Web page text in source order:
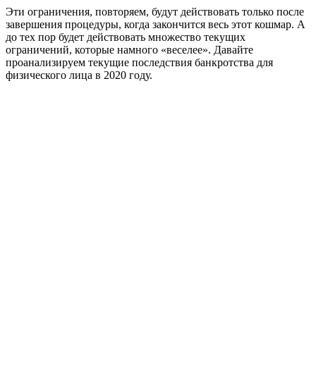
Эти ограничения, повторяем, будут действовать только после
завершения процедуры, когда закончится весь этот кошмар. А
до тех пор будет действовать множество текущих
ограничений, которые намного «веселее». Давайте
проанализируем текущие последствия банкротства для
физического лица в 2020 году.